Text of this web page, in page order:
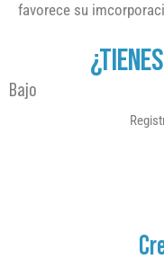
favorece su
Bajo